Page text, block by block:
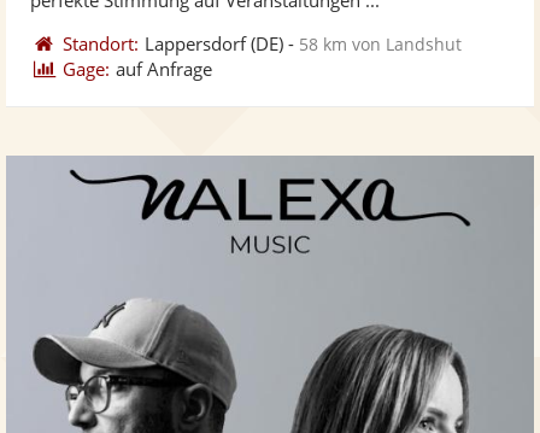
Standort: Lappersdorf(DE) - 58 km von Landshut
Gage: auf Anfrage